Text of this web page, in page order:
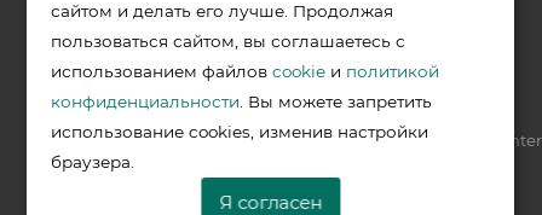
2026 © Меркурий - упаковочная продукция от ведущих
производителей в Уфе
Разработка —
VIS.center
сайтом и делать его лучше. Продолжая
пользоваться сайтом, вы соглашаетесь с
использованием файловcookie и политикой
конфиденциальности . Вы можете запретить
использование cookies, изменив настройки
браузера.
Я согласен